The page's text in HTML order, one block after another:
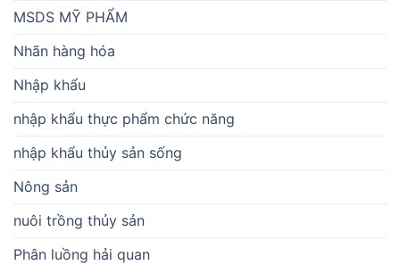
MSDS MỸ PHẨM
Nhãn hàng hóa
Nhập khẩu
nhập khẩu thực phẩm chức năng
nhập khẩu thủy sản sống
Nông sản
nuôi trồng thủy sản
Phân luồng hải quan